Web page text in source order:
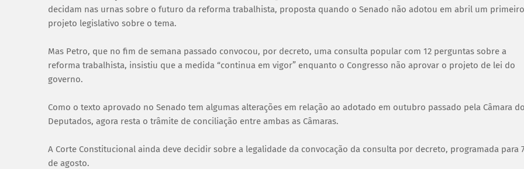
decidam nas urnas sobre o futuro da reforma trabalhista, proposta quando o Senado não adotou em abril um primeiro
projeto legislativo sobre o tema.
Mas Petro, que no fim de semana passado convocou, por decreto, uma consulta popular com 12 perguntas sobre a
reforma trabalhista, insistiu que a medida “continua em vigor” enquanto o Congresso não aprovar o projeto de lei do
governo.
Como o texto aprovado no Senado tem algumas alterações em relação ao adotado em outubro passado pela Câmara
Deputados, agora resta o trâmite de conciliação entre ambas as Câmaras.
A Corte Constitucional ainda deve decidir sobre a legalidade da convocação da consulta por decreto, programada para
de agosto.